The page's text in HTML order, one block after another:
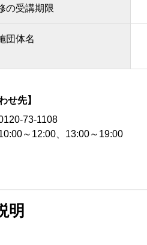
の受講期限
団体名
せ先】
73-1108
～12:00、13:00～19:00
明